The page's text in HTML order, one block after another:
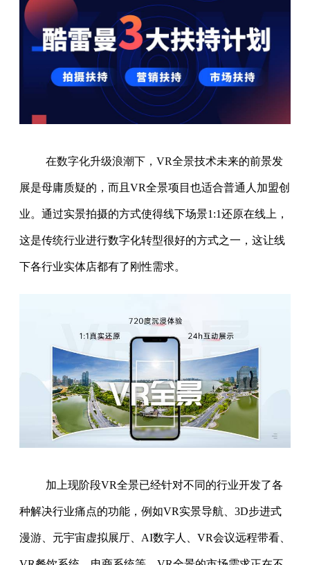
在数字化升级浪潮下，VR全景技术未来的前景发
展是母庸质疑的，而且VR全景项目也适合普通人加盟创
业。通过实景拍摄的方式使得线下场景1:1还原在线上，
这是传统行业进行数字化转型很好的方式之一，这让线
下各行业实体店都有了刚性需求。
加上现阶段VR全景已经针对不同的行业开发了各
种解决行业痛点的功能，例如VR实景导航、3D步进式
漫游、元宇宙虚拟展厅、AI数字人、VR会议远程带看、